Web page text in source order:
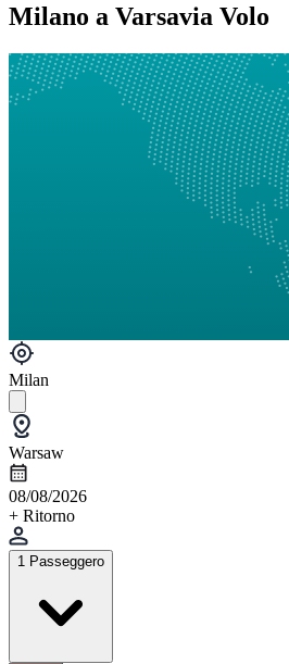
Milano a Varsavia Volo
Milan
Warsaw
08/08/2026
+ Ritorno
1 Passeggero